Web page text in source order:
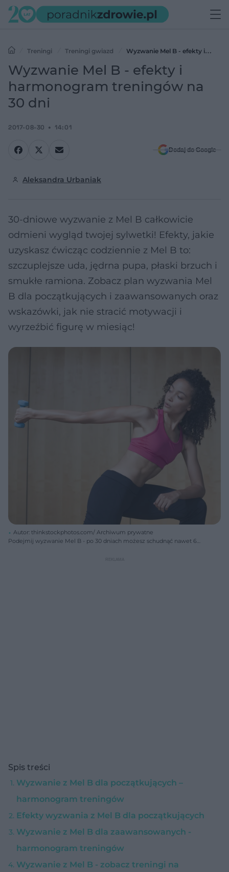
Treningi Treningi gwiazd
Wyzwanie Mel B - efekty i
harmonogram treningów na 30 dni
Wyzwanie Mel B - efekty i
harmonogram treningów na
30 dni
2017-08-30 14:01
Dodaj do Google
Aleksandra Urbaniak
30-dniowe wyzwanie z Mel B całkowicie
odmieni wygląd twojej sylwetki! Efekty, jakie
uzyskasz ćwicząc codziennie z Mel B to:
szczuplejsze uda, jędrna pupa, płaski brzuch i
smukłe ramiona. Zobacz plan wyzwania Mel
B dla początkujących i zaawansowanych oraz
wskazówki, jak nie stracić motywacji i
wyrzeźbić figurę w miesiąc!
Autor: thinkstockphotos.com/ Archiwum prywatne
Podejmij wyzwanie Mel B - po 30 dniach możesz schudnąć nawet 6
Spis treści
Wyzwanie z Mel B dla początkujących –
harmonogram treningów
Efekty wyzwania z Mel B dla początkujących
Wyzwanie z Mel B dla zaawansowanych -
harmonogram treningów
Wyzwanie z Mel B - zobacz treningi na